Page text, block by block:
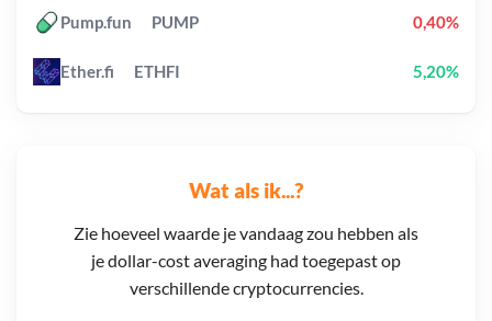
Wat als ik...?
Zie hoeveel waarde je vandaag zou hebben als
je dollar-cost averaging had toegepast op
verschillende cryptocurrencies.
Pump.fun PUMP 0,40%
Ether.fi ETHFI 5,20%